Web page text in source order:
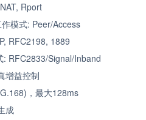
NAT,
模式: Peer/
RTCP,
: RFC2833/
、传真
，最大
适噪